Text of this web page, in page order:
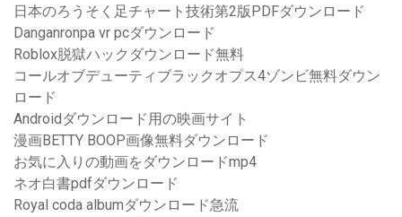
日本のろうそく足チャート技術第2版PDFダウンロード
Danganronpa vr pcダウンロード
Roblox脱獄ハックダウンロード無料
コールオブデューティブラックオプス4ゾンビ無料ダウン
ロード
Androidダウンロード用の映画サイト
漫画BETTY BOOP画像無料ダウンロード
お気に入りの動画をダウンロードmp4
ネオ白書pdfダウンロード
Royal coda albumダウンロード急流